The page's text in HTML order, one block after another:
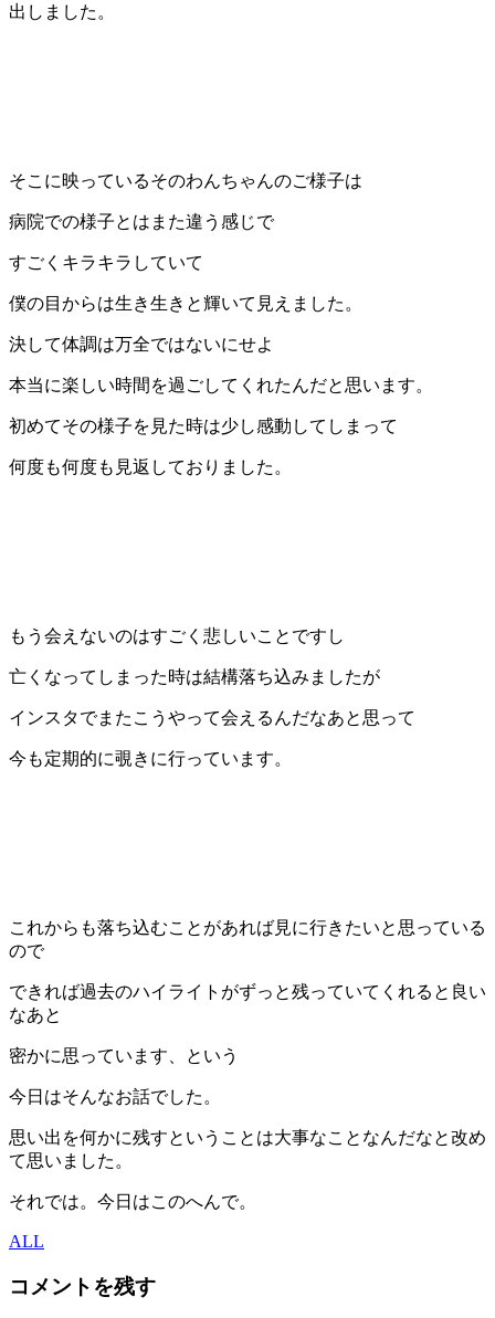
出しました。
そこに映っているそのわんちゃんのご様子は
病院での様子とはまた違う感じで
すごくキラキラしていて
僕の目からは生き生きと輝いて見えました。
決して体調は万全ではないにせよ
本当に楽しい時間を過ごしてくれたんだと思います。
初めてその様子を見た時は少し感動してしまって
何度も何度も見返しておりました。
もう会えないのはすごく悲しいことですし
亡くなってしまった時は結構落ち込みましたが
インスタでまたこうやって会えるんだなあと思って
今も定期的に覗きに行っています。
これからも落ち込むことがあれば見に行きたいと思っている
ので
できれば過去のハイライトがずっと残っていてくれると良い
なあと
密かに思っています、という
今日はそんなお話でした。
思い出を何かに残すということは大事なことなんだなと改め
て思いました。
それでは。今日はこのへんで。
ALL
コメントを残す